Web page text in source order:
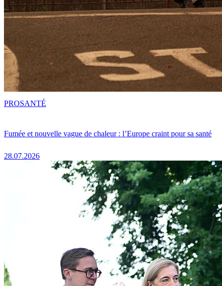
Fumée et nouvelle vague de chaleur : l’Europe craint pour sa santé
28.07.2026
PROSANTÉ